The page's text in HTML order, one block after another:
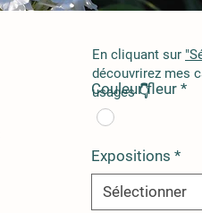
Couleur fleur *
Expositions *
Sélectionner
En cliquant sur
découvrirez mes
usages 👇